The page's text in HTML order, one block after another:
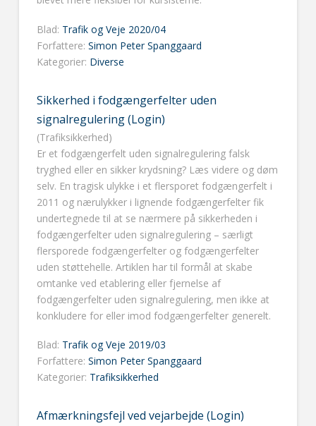
Blad: Trafik og Veje 2020/04
Forfattere: Simon Peter Spanggaard
Kategorier: Diverse
Sikkerhed i fodgængerfelter uden
signalregulering (Login)
(Trafiksikkerhed)
Er et fodgængerfelt uden signalregulering falsk
tryghed eller en sikker krydsning? Læs videre og døm
selv. En tragisk ulykke i et flersporet fodgængerfelt i
2011 og nærulykker i lignende fodgængerfelter fik
undertegnede til at se nærmere på sikkerheden i
fodgængerfelter uden signalregulering – særligt
flersporede fodgængerfelter og fodgængerfelter
uden støttehelle. Artiklen har til formål at skabe
omtanke ved etablering eller fjernelse af
fodgængerfelter uden signalregulering, men ikke at
konkludere for eller imod fodgængerfelter generelt.
Blad: Trafik og Veje 2019/03
Forfattere: Simon Peter Spanggaard
Kategorier: Trafiksikkerhed
Afmærkningsfejl ved vejarbejde (Login)